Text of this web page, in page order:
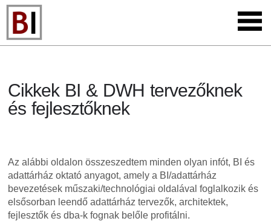
Cikkek BI & DWH tervezőknek
és fejlesztőknek
Az alábbi oldalon összeszedtem minden olyan infót, BI és
adattárház oktató anyagot, amely a BI/adattárház
bevezetések műszaki/technológiai oldalával foglalkozik és
elsősorban leendő adattárház tervezők, architektek,
fejlesztők és dba-k fognak belőle profitálni.